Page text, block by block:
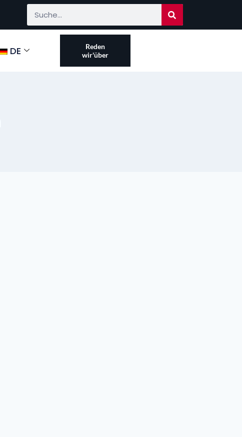
DE
Reden
wir'über